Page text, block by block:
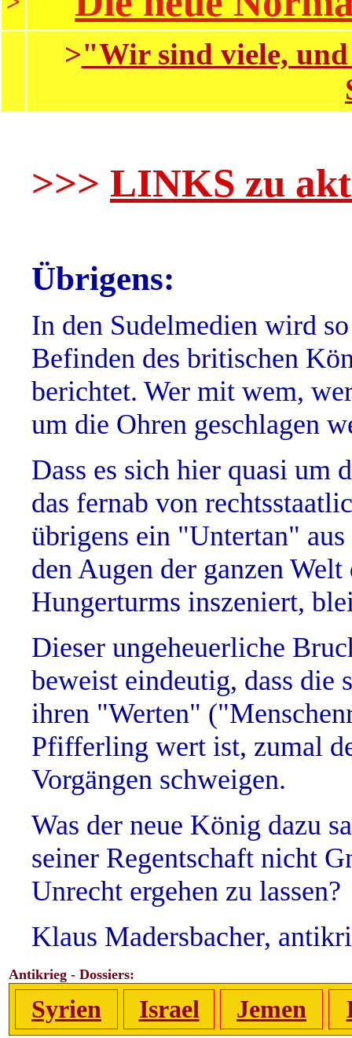
>"Wir sind viele,
>>> LINKS zu
Übrigens:
In den Sudelmedien wird
Befinden des britischen
berichtet. Wer mit wem,
um die Ohren geschlagen
Dass es sich hier quasi um
das fernab von
übrigens ein "Untertan"
den Augen der ganzen
Hungerturms inszeniert,
Dieser ungeheuerliche
beweist eindeutig, dass
ihren "Werten"
Pfifferling wert ist, zumal
Vorgängen schweigen.
Was der neue König dazu
seiner Regentschaft nicht
Unrecht ergehen zu lassen?
Klaus Madersbacher,
Antikrieg - Dossiers:
Syrien Israel Jemen